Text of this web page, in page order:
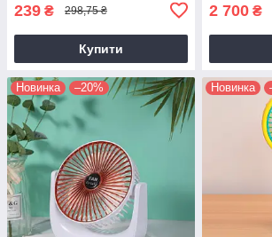
239 ₴ 298,75 ₴
Купити
2 700 ₴
Новинка –20% Новинка